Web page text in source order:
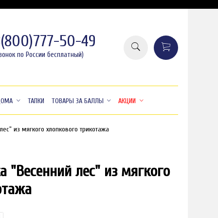
50-49
по России бесплатный)
ТАПКИ ТОВАРЫ ЗА БАЛЛЫ АКЦИИ
из мягкого хлопкового трикотажа
"Весенний лес" из мягкого